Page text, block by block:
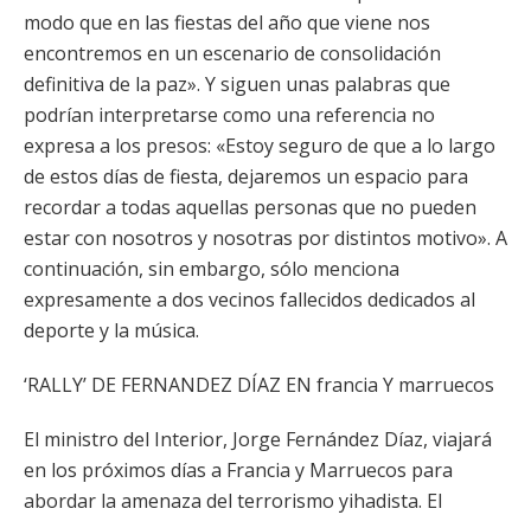
modo que en las fiestas del año que viene nos
encontremos en un escenario de consolidación
definitiva de la paz». Y siguen unas palabras que
podrían interpretarse como una referencia no
expresa a los presos: «Estoy seguro de que a lo largo
de estos días de fiesta, dejaremos un espacio para
recordar a todas aquellas personas que no pueden
estar con nosotros y nosotras por distintos motivo». A
continuación, sin embargo, sólo menciona
expresamente a dos vecinos fallecidos dedicados al
deporte y la música.
‘RALLY’ DE FERNANDEZ DÍAZ EN francia Y marruecos
El ministro del Interior, Jorge Fernández Díaz, viajará
en los próximos días a Francia y Marruecos para
abordar la amenaza del terrorismo yihadista. El